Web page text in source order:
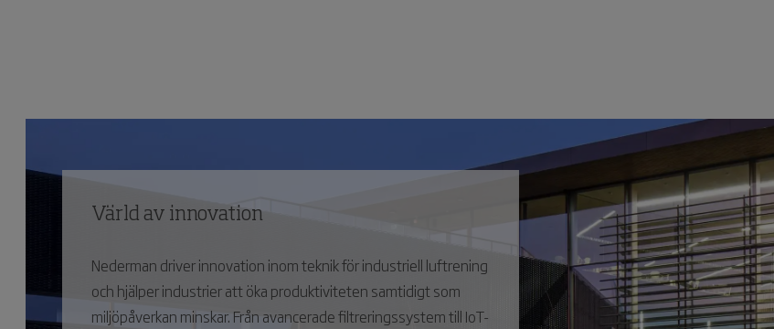
Värld av innovation
Nederman driver innovation inom teknik för industriell luftrening
och hjälper industrier att öka produktiviteten samtidigt som
miljöpåverkan minskar. Från avancerade filtreringssystem till IoT-